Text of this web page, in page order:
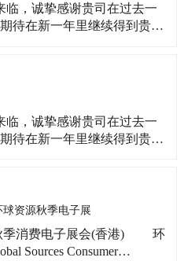
待在新一年里继续得到贵司
料准备工作，现将我司放假
假
临，诚挚感谢贵司在过去一
待在新一年里继续得到贵司
备工作，现将我司放假相关
间：2025
资源秋季电子展
消费电子展会(香港) 环
Sources Consumer